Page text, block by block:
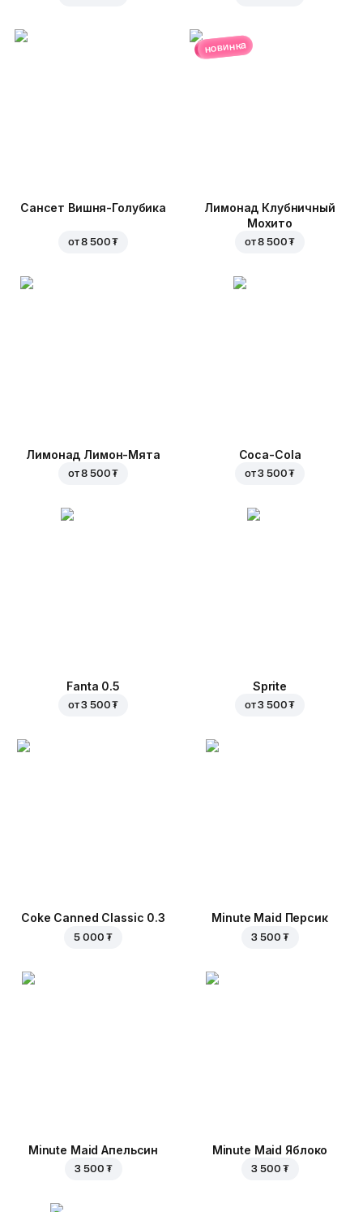
Сансет Вишня-Голубика
от8 500 ₮
новинка
Лимонад Клубничный
Мохито
от8 500 ₮
Лимонад Лимон-Мята
от8 500 ₮
Coca-Cola
от3 500 ₮
Fanta 0.5
от3 500 ₮
Sprite
от3 500 ₮
Coke Canned Classic 0.3
5 000 ₮
Minute Maid Персик
3 500 ₮
Minute Maid Апельсин
3 500 ₮
Minute Maid Яблоко
3 500 ₮